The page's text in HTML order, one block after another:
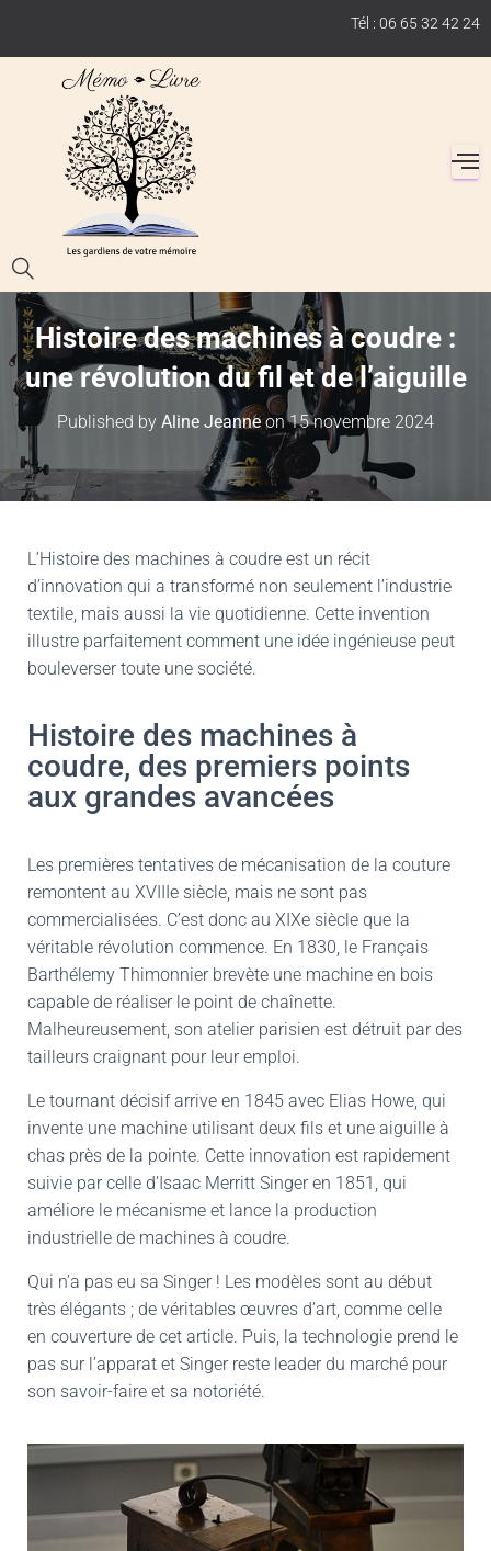
Tél : 06 65 32 42 24
Histoire des machines à coudre :
une révolution du fil et de l’aiguille
Published by Aline Jeanneon15 novembre 2024
L’Histoire des machines à coudre est un récit
d’innovation qui a transformé non seulement l’industrie
textile, mais aussi la vie quotidienne. Cette invention
illustre parfaitement comment une idée ingénieuse peut
bouleverser toute une société.
Histoire des machines à
coudre, des premiers points
aux grandes avancées
Les premières tentatives de mécanisation de la couture
remontent au XVIIIe siècle, mais ne sont pas
commercialisées. C’est donc au XIXe siècle que la
véritable révolution commence. En 1830, le Français
Barthélemy Thimonnier brevète une machine en bois
capable de réaliser le point de chaînette.
Malheureusement, son atelier parisien est détruit par des
tailleurs craignant pour leur emploi.
Le tournant décisif arrive en 1845 avec Elias Howe, qui
invente une machine utilisant deux fils et une aiguille à
chas près de la pointe. Cette innovation est rapidement
suivie par celle d’Isaac Merritt Singer en 1851, qui
améliore le mécanisme et lance la production
industrielle de machines à coudre.
Qui n’a pas eu sa Singer ! Les modèles sont au début
très élégants ; de véritables œuvres d’art, comme celle
en couverture de cet article. Puis, la technologie prend le
pas sur l’apparat et Singer reste leader du marché pour
son savoir-faire et sa notoriété.